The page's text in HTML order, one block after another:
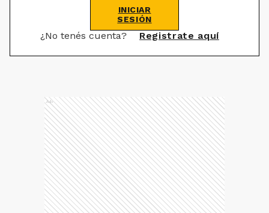
INICIAR
SESIÓN
¿No tenés cuenta? Registrate aquí
Ads